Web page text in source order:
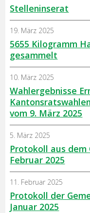
Stelleninserat
5655 Kilogramm
gesammelt
19. März 2025
Wahlergebnisse
vom 9. März 2025
10. März 2025
Protokoll aus dem
Februar 2025
5. März 2025
Protokoll der
Januar 2025
11. Februar 2025